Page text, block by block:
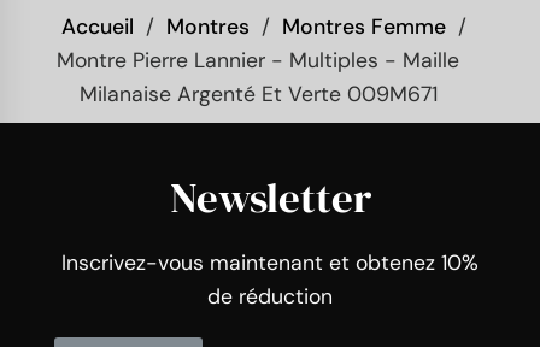
Accueil Montres
Montres Femme
Montre Pierre Lannier - Multiples - Maille
Milanaise Argenté Et Verte 009M671
Newsletter
Inscrivez-vous maintenant et obtenez 10%
de réduction